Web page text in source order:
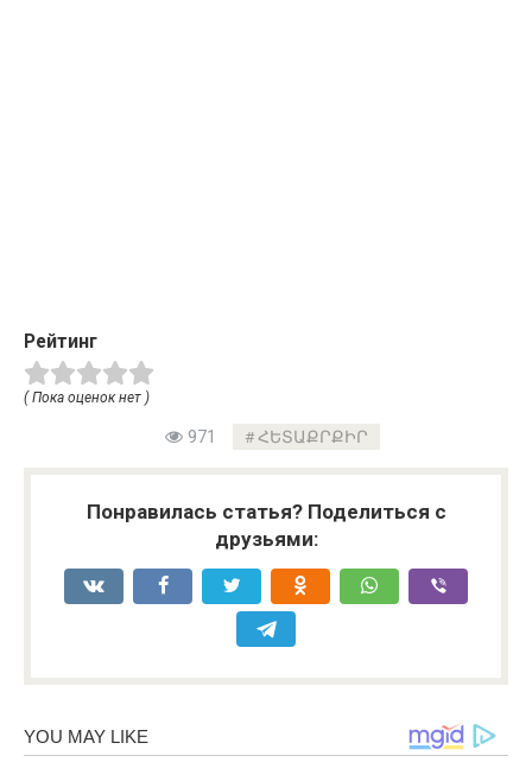
Рейтинг
( Пока оценок нет )
971 ՀԵՏԱՔՐՔԻՐ
Понравилась статья? Поделиться с
друзьями: